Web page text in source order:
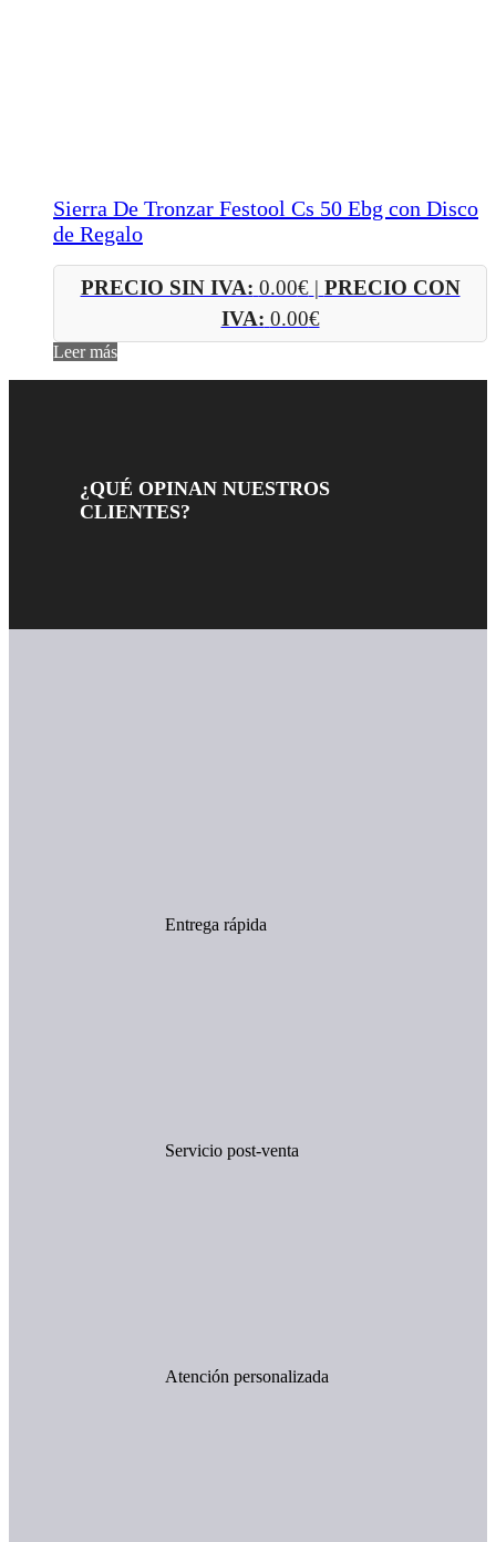
Sierra De Tronzar Festool Cs 50 Ebg con Disco
de Regalo
PRECIO SIN IVA: 0.00€ | PRECIO CON
IVA: 0.00€
Leer más
¿QUÉ OPINAN NUESTROS
CLIENTES?
Entrega rápida
Servicio post-venta
Atención personalizada